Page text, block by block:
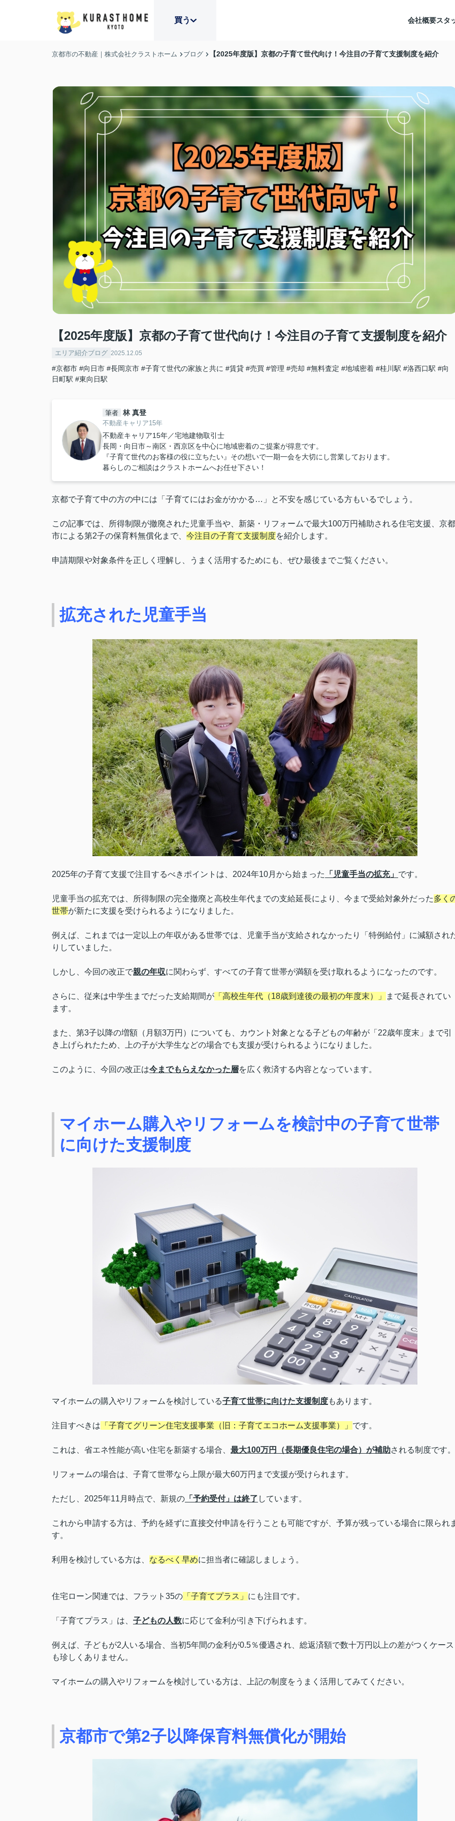
買う 会社概要スタ
京都市の不動産｜株式会社クラストホーム ブログ 【2025年度版】京都の子育て世代向け！今注目の子育て支援制度を紹介
【2025年度版】京都の子育て世代向け！今注目の子育て支援制度を紹介
エリア紹介ブログ 2025.12.05
#京都市 #向日市 #長岡京市 #子育て世代の家族と共に #賃貸 #売買 #管理 #売却 #無料査定 #地域密着 #桂川駅 #洛西口駅 #向
日町駅 #東向日駅
筆者 林 真登
不動産キャリア15年
不動産キャリア15年／宅地建物取引士
長岡・向日市～南区・西京区を中心に地域密着のご提案が得意です。
『子育て世代のお客様の役に立ちたい』その想いで一期一会を大切にし営業しております。
暮らしのご相談はクラストホームへお任せ下さい！
京都で子育て中の方の中には「子育てにはお金がかかる…」と不安を感じている方もいるでしょう。
この記事では、所得制限が撤廃された児童手当や、新築・リフォームで最大100万円補助される住宅支援、京都
市による第2子の保育料無償化まで、 今注目の子育て支援制度を紹介します。
申請期限や対象条件を正しく理解し、うまく活用するためにも、ぜひ最後までご覧ください。
拡充された児童手当
2025年の子育て支援で注目するべきポイントは、2024年10月から始まった 「児童手当の拡充」 です。
児童手当の拡充では、所得制限の完全撤廃と高校生年代までの支給延長により、今まで受給対象外だった多く
世帯が新たに支援を受けられるようになりました。
例えば、これまでは一定以上の年収がある世帯では、児童手当が支給されなかったり「特例給付」に減額され
りしていました。
しかし、今回の改正で親の年収に関わらず、すべての子育て世帯が満額を受け取れるようになったのです。
さらに、従来は中学生までだった支給期間が 「高校生年代（18歳到達後の最初の年度末）」
まで延長されてい
ます。
また、第3子以降の増額（月額3万円）についても、カウント対象となる子どもの年齢が「22歳年度末」まで引
き上げられたため、上の子が大学生などの場合でも支援が受けられるようになりました。
このように、今回の改正は今までもらえなかった層を広く救済する内容となっています。
マイホーム購入やリフォームを検討中の子育て世帯
に向けた支援制度
マイホームの購入やリフォームを検討している子育て世帯に向けた支援制度もあります。
注目すべきは 「子育てグリーン住宅支援事業（旧：子育てエコホーム支援事業）」 です。
これは、省エネ性能が高い住宅を新築する場合、 最大100万円（長期優良住宅の場合）が補助される制度です。
リフォームの場合は、子育て世帯なら上限が最大60万円まで支援が受けられます。
ただし、2025年11月時点で、新規の 「予約受付」は終了 しています。
これから申請する方は、予約を経ずに直接交付申請を行うことも可能ですが、予算が残っている場合に限られ
す。
利用を検討している方は、 なるべく早めに担当者に確認しましょう。
住宅ローン関連では、フラット35の 「子育てプラス」 にも注目です。
「子育てプラス」は、 子どもの人数に応じて金利が引き下げられます。
例えば、子どもが2人いる場合、当初5年間の金利が0.5％優遇され、総返済額で数十万円以上の差がつくケース
も珍しくありません。
マイホームの購入やリフォームを検討している方は、上記の制度をうまく活用してみてください。
京都市で第2子以降保育料無償化が開始